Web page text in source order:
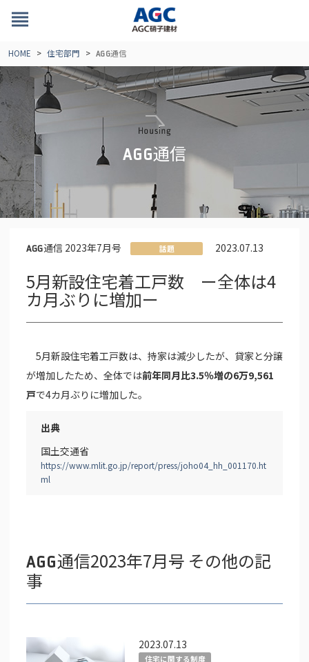
view_headline
HOME 住宅部門 AGG通信
AGG通信
AGG通信 2023年7月号 話題 2023.07.13
5月新設住宅着工戸数 ー全体は4
カ月ぶりに増加ー
5月新設住宅着工戸数は、持家は減少したが、貸家と分譲
が増加したため、全体では前年同月比3.5％増の6万9,561
戸で4カ月ぶりに増加した。
出典
国土交通省
https://www.mlit.go.jp/report/press/joho04_hh_001170.ht
ml
AGG通信2023年7月号 その他の記
事
2023.07.13
住宅に関する制度